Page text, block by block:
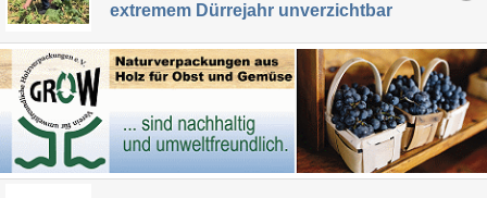
extremem Dürrejahr unverzichtbar